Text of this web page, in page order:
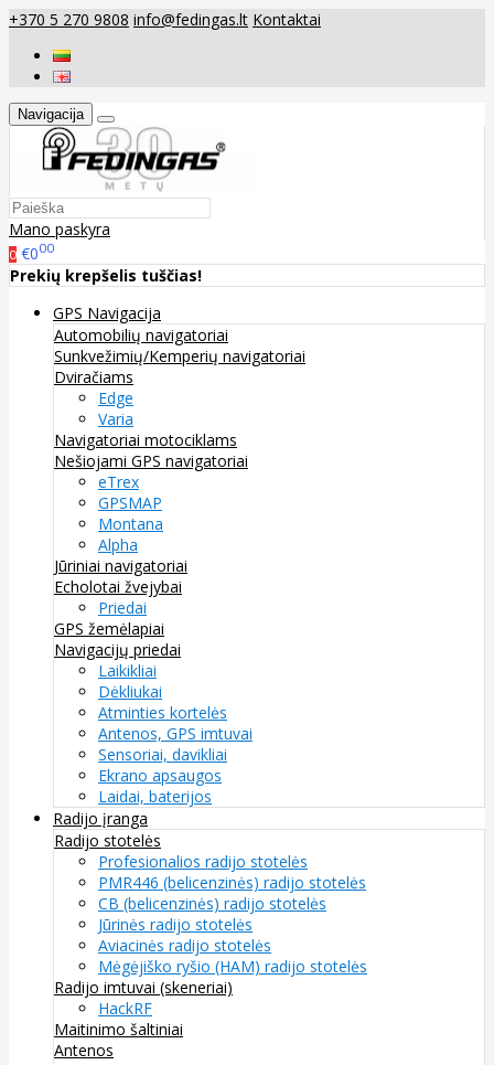
+370 5 270 9808 info@fedingas.lt Kontaktai
Navigacija
Mano paskyra
0 €000
Prekių krepšelis tuščias!
GPS Navigacija
Automobilių navigatoriai
Sunkvežimių/Kemperių navigatoriai
Dviračiams
Edge
Varia
Navigatoriai motociklams
Nešiojami GPS navigatoriai
eTrex
GPSMAP
Montana
Alpha
Jūriniai navigatoriai
Echolotai žvejybai
Priedai
GPS žemėlapiai
Navigacijų priedai
Laikikliai
Dėkliukai
Atminties kortelės
Antenos, GPS imtuvai
Sensoriai, davikliai
Ekrano apsaugos
Laidai, baterijos
Radijo įranga
Radijo stotelės
Profesionalios radijo stotelės
PMR446 (belicenzinės) radijo stotelės
CB (belicenzinės) radijo stotelės
Jūrinės radijo stotelės
Aviacinės radijo stotelės
Mėgėjiško ryšio (HAM) radijo stotelės
Radijo imtuvai (skeneriai)
HackRF
Maitinimo šaltiniai
Antenos